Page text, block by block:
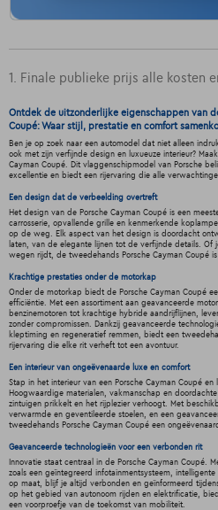
1. Finale publieke prijs alle kosten
Ontdek de uitzonderlijke eigenschappen van
Coupé: Waar stijl, prestatie en comfort
Ben je op zoek naar een automodel dat niet alleen
ook met zijn verfijnde design en luxueuze interieur?
Cayman Coupé. Dit vlaggenschipmodel van Porsche
excellentie en biedt een rijervaring die alle
Een design dat de verbeelding overtreft
Het design van de Porsche Cayman Coupé is een
carrosserie, opvallende grille en kenmerkende
op de weg. Elk aspect van het design is doordacht
laten, van de elegante lijnen tot de verfijnde details. Of
wegen rijdt, de tweedehands Porsche Cayman Coupé is
Krachtige prestaties onder de motorkap
Onder de motorkap biedt de Porsche Cayman Coupé
efficiëntie. Met een assortiment aan geavanceerde
benzinemotoren tot krachtige hybride aandrijflijnen,
zonder compromissen. Dankzij geavanceerde
kleptiming en regeneratief remmen, biedt een
rijervaring die elke rit verheft tot een avontuur.
Een interieur van ongeëvenaarde luxe en comfort
Stap in het interieur van een Porsche Cayman Coupé
Hoogwaardige materialen, vakmanschap en
zintuigen prikkelt en het rijplezier verhoogt. Met
verwarmde en geventileerde stoelen, en een
tweedehands Porsche Cayman Coupé een
Geavanceerde technologieën voor een verbonden rit
Innovatie staat centraal in de Porsche Cayman Coupé.
zoals een geïntegreerd infotainmentsysteem,
op maat, blijf je altijd verbonden en geïnformeerd
op het gebied van autonoom rijden en elektrificatie,
een voorproefje van de toekomst van mobiliteit.